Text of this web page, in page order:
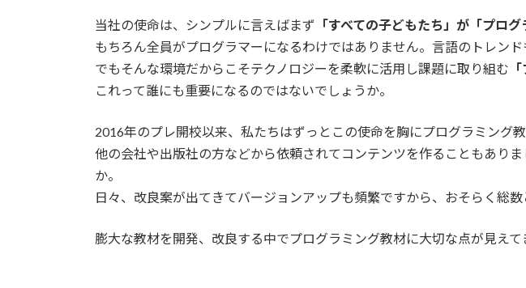
当社の使命は、シンプルに言えばまず 「すべての子どもたち」が「プロ
もちろん全員がプログラマーになるわけではありません。言語のトレン
でもそんな環境だからこそテクノロジーを柔軟に活用し課題に取り組む
これって誰にも重要になるのではないでしょうか。
2016年のプレ開校以来、私たちはずっとこの使命を胸にプログラミング
他の会社や出版社の方などから依頼されてコンテンツを作ることもあり
か。
日々、改良案が出てきてバージョンアップも頻繁ですから、おそらく総
膨大な教材を開発、改良する中でプログラミング教材に大切な点が見えて